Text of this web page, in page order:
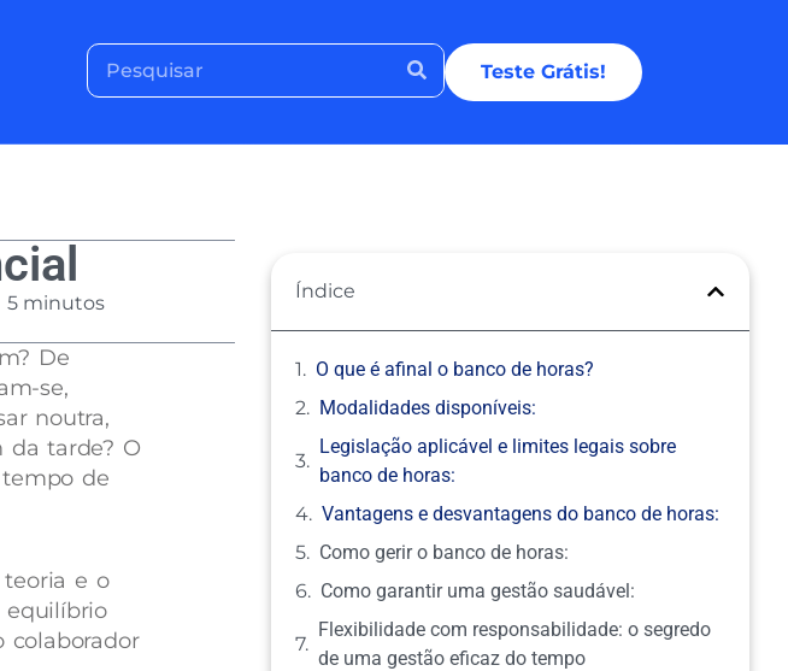
Teste Grátis!
Índice
O que é afinal o banco de horas?
Modalidades disponíveis:
Legislação aplicável e limites legais sobre
banco de horas:
Vantagens e desvantagens do banco de horas:
Como gerir o banco de horas:
Como garantir uma gestão saudável:
Flexibilidade com responsabilidade: o segredo
de uma gestão eficaz do tempo
5 minutos
De
se,
noutra,
da tarde? O
de
e o
equilíbrio
colaborador